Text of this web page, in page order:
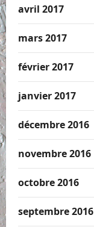
avril 2017
mars 2017
février 2017
janvier 2017
décembre 2016
novembre 2016
octobre 2016
septembre 2016